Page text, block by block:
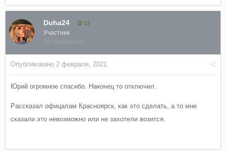
Duha24 13
Участник
39 сообщений
Опубликовано 2 февраля, 2021
Юрий огромное спасибо. Наконец то отключил.
Рассказал офицалам Красноярск, как это сделать, а то мне
сказали это невозможно или не захотели возится.